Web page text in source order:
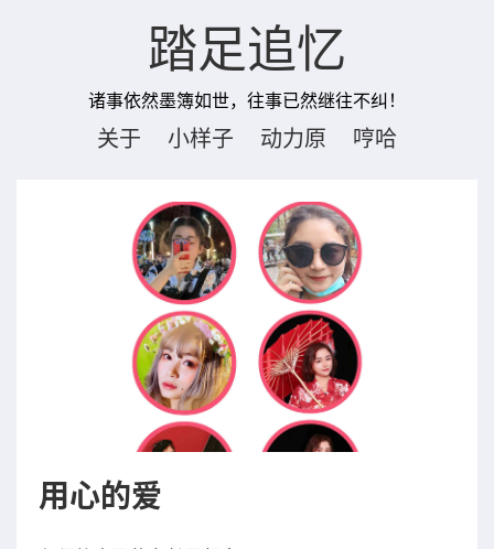
踏足追忆
诸事依然墨簿如世，往事已然继往不纠！
关于 小样子 动力原 哼哈
用心的爱